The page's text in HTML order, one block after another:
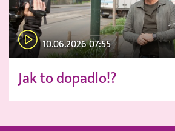
10.06.2026 07:55
Jak to dopadlo!?